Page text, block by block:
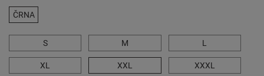
ČRNA
S M L
XL XXL XXXL